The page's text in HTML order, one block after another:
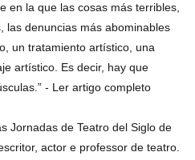
en la que las cosas más terribles,
las denuncias más abominables
un tratamiento artístico, una
artístico. Es decir, hay que
- Ler artigo completo
Jornadas de Teatro del Siglo de
actor e professor de teatro.